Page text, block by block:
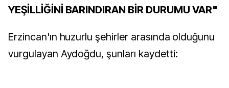
YEŞİLLİĞİNİ BARINDIRAN BİR DURUMU VAR"
Erzincan'ın huzurlu şehirler arasında olduğunu
vurgulayan Aydoğdu, şunları kaydetti: